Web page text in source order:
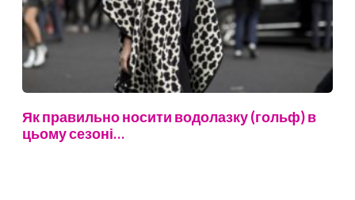
Як правильно носити водолазку (гольф) в
цьому сезоні…